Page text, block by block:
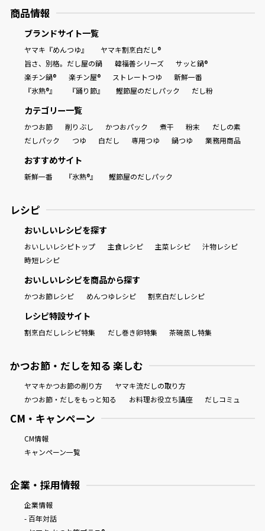
商品情報
ブランドサイト一覧
ヤマキ『めんつゆ』
ヤマキ割烹白だし®
旨さ、別格。だし屋の鍋
韓福善シリーズ
サッと鍋®
楽チン鍋®
楽チン屋® ストレートつゆ
新鮮一番
『氷熟®』
『踊り節』 鰹節屋のだしパック だし粉
カテゴリー一覧
かつお節 削りぶし かつおパック 煮干 粉末
だしの素
だしパック
つゆ 白だし 専用つゆ 鍋つゆ 業務用商品
おすすめサイト
新鮮一番 『氷熟®』 鰹節屋のだしパック
レシピ
おいしいレシピを探す
おいしいレシピトップ 主食レシピ 主菜レシピ
汁物レシピ
時短レシピ
おいしいレシピを商品から探す
かつお節レシピ めんつゆレシピ 割烹白だしレシピ
レシピ特設サイト
割烹白だしレシピ特集 だし巻き卵特集 茶碗蒸し特集
かつお節・だしを知る 楽しむ
ヤマキかつお節の削り方
ヤマキ流だしの取り方
かつお節・だしをもっと知る
お料理お役立ち講座 だしコミュ
CM・キャンペーン
CM情報
キャンペーン一覧
企業・採用情報
企業情報
- 百年対話